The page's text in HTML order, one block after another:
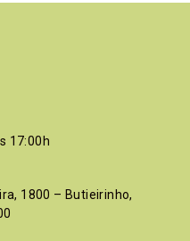
17:00h
1800 – Butieirinho,